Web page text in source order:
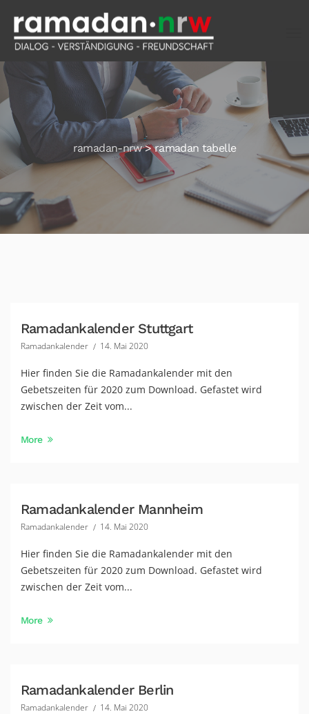
ramadan-nrw>ramadan tabelle
Ramadankalender Stuttgart
Ramadankalender 14. Mai 2020
Hier finden Sie die Ramadankalender mit den
Gebetszeiten für 2020 zum Download. Gefastet wird
zwischen der Zeit vom...
More
Ramadankalender Mannheim
Ramadankalender 14. Mai 2020
Hier finden Sie die Ramadankalender mit den
Gebetszeiten für 2020 zum Download. Gefastet wird
zwischen der Zeit vom...
More
Ramadankalender Berlin
Ramadankalender 14. Mai 2020